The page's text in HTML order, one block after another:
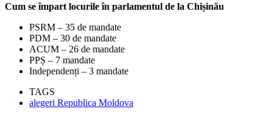
Cum se împart locurile în parlamentul de la Chișinău
PSRM – 35 de mandate
PDM – 30 de mandate
ACUM – 26 de mandate
PPȘ – 7 mandate
Independenți – 3 mandate
TAGS
alegeri Republica Moldova